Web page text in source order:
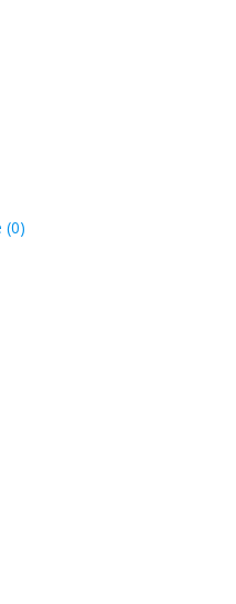
(0)